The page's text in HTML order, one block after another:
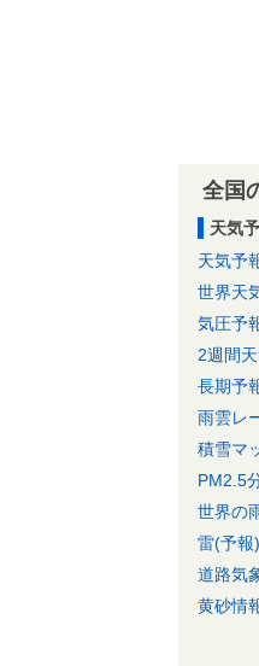
全国
天気
天気予
世界天
気圧予
2週間
長期予
雨雲レ
積雪マ
PM2.5
世界の
雷(予報)
道路気
黄砂情